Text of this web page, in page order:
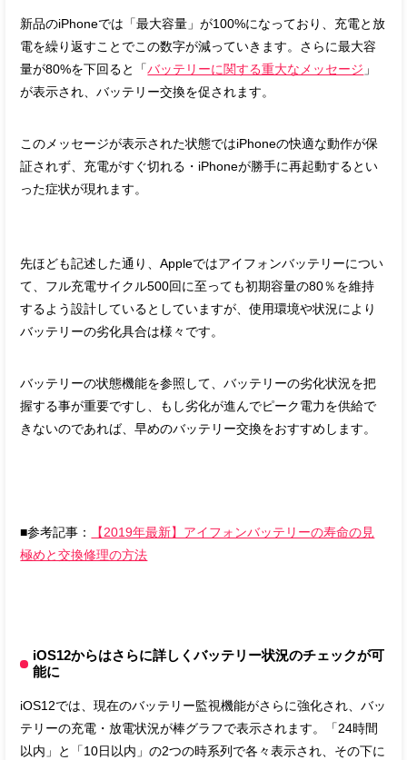
新品のiPhoneでは「最大容量」が100%になっており、充電と放
電を繰り返すことでこの数字が減っていきます。さらに最大容
量が80%を下回ると「バッテリーに関する重大なメッセージ 」
が表示され、バッテリー交換を促されます。
このメッセージが表示された状態ではiPhoneの快適な動作が保
証されず、充電がすぐ切れる・iPhoneが勝手に再起動するとい
った症状が現れます。
先ほども記述した通り、Appleではアイフォンバッテリーについ
て、フル充電サイクル500回に至っても初期容量の80％を維持
するよう設計しているとしていますが、使用環境や状況により
バッテリーの劣化具合は様々です。
バッテリーの状態機能を参照して、バッテリーの劣化状況を把
握する事が重要ですし、もし劣化が進んでピーク電力を供給で
きないのであれば、早めのバッテリー交換をおすすめします。
■参考記事：
【2019年最新】アイフォンバッテリーの寿命の見
極めと交換修理の方法
iOS12からはさらに詳しくバッテリー状況のチェックが可
能に
iOS12では、現在のバッテリー監視機能がさらに強化され、バッ
テリーの充電・放電状況が棒グラフで表示されます。「24時間
以内」と「10日以内」の2つの時系列で各々表示され、その下に